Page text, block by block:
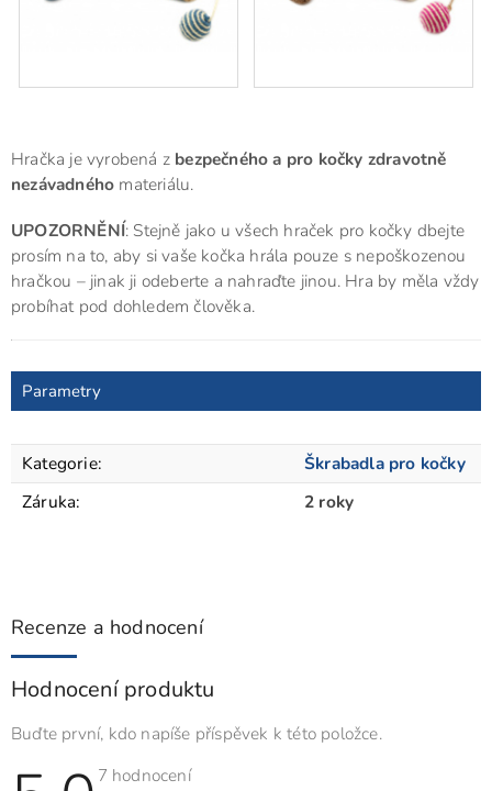
Hračka je vyrobená z bezpečného a pro kočky zdravotně
nezávadného materiálu.
UPOZORNĚNÍ: Stejně jako u všech hraček pro kočky dbejte
prosím na to, aby si vaše kočka hrála pouze s nepoškozenou
hračkou – jinak ji odeberte a nahraďte jinou. Hra by měla vždy
probíhat pod dohledem člověka.
Parametry
Kategorie:
Škrabadla pro kočky
Záruka: 2 roky
Recenze a hodnocení
Hodnocení produktu
Buďte první, kdo napíše příspěvek k této položce.
Průměrné
7 hodnocení